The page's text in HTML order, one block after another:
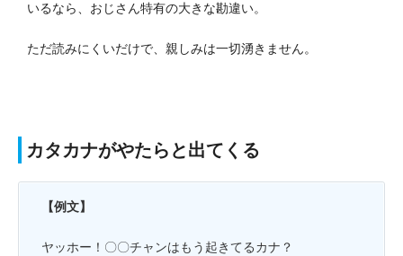
いるなら、おじさん特有の大きな勘違い。
ただ読みにくいだけで、親しみは一切湧きません。
カタカナがやたらと出てくる
【例文】
ヤッホー！〇〇チャンはもう起きてるカナ？